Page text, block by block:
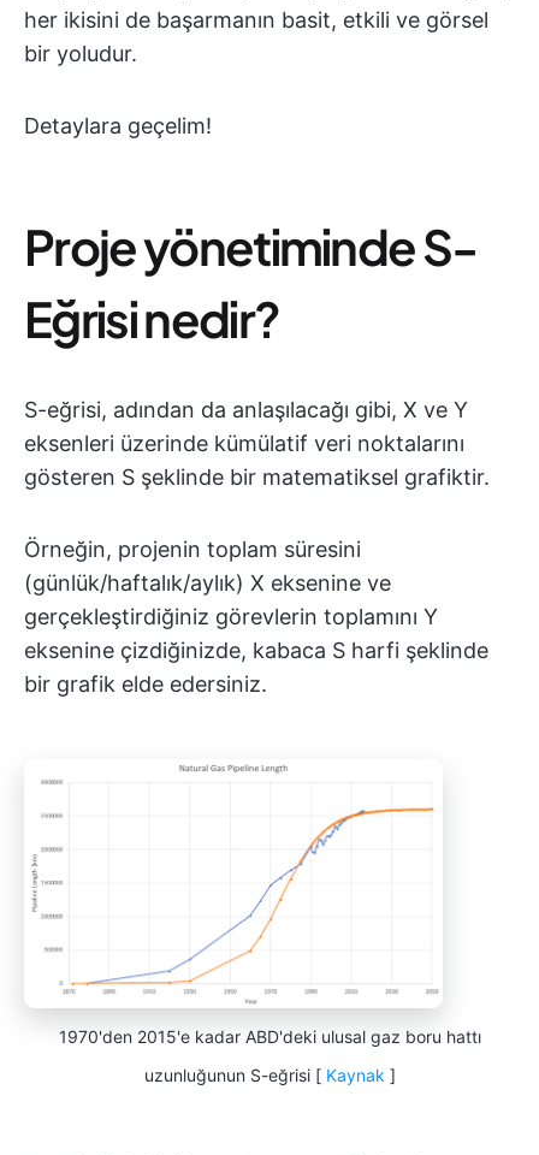
her ikisini de başarmanın basit, etkili ve görsel
bir yoludur.
Detaylara geçelim!
Proje yönetiminde S-
Eğrisi nedir?
S-eğrisi, adından da anlaşılacağı gibi, X ve Y
eksenleri üzerinde kümülatif veri noktalarını
gösteren S şeklinde bir matematiksel grafiktir.
Örneğin, projenin toplam süresini
(günlük/haftalık/aylık) X eksenine ve
gerçekleştirdiğiniz görevlerin toplamını Y
eksenine çizdiğinizde, kabaca S harfi şeklinde
bir grafik elde edersiniz.
1970'den 2015'e kadar ABD'deki ulusal gaz boru hattı
uzunluğunun S-eğrisi [ Kaynak ]